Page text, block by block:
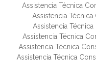
Assistencia Técnica
Assistencia Técnica
Assistencia
Assistencia Técnica
Assistencia Técnica
Assistencia Técnica